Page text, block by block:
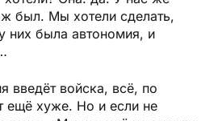
был. Мы хотели сделать,
них была автономия, и
введёт войска, всё, по
ещё хуже. Но и если не